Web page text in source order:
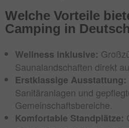
Welche Vorteile
Camping in
Wellness inklusive:
Saunalandschaften direkt
Erstklassige Ausstattung:
Sanitäranlagen und
Gemeinschaftsbereiche.
Komfortable Standplätze: